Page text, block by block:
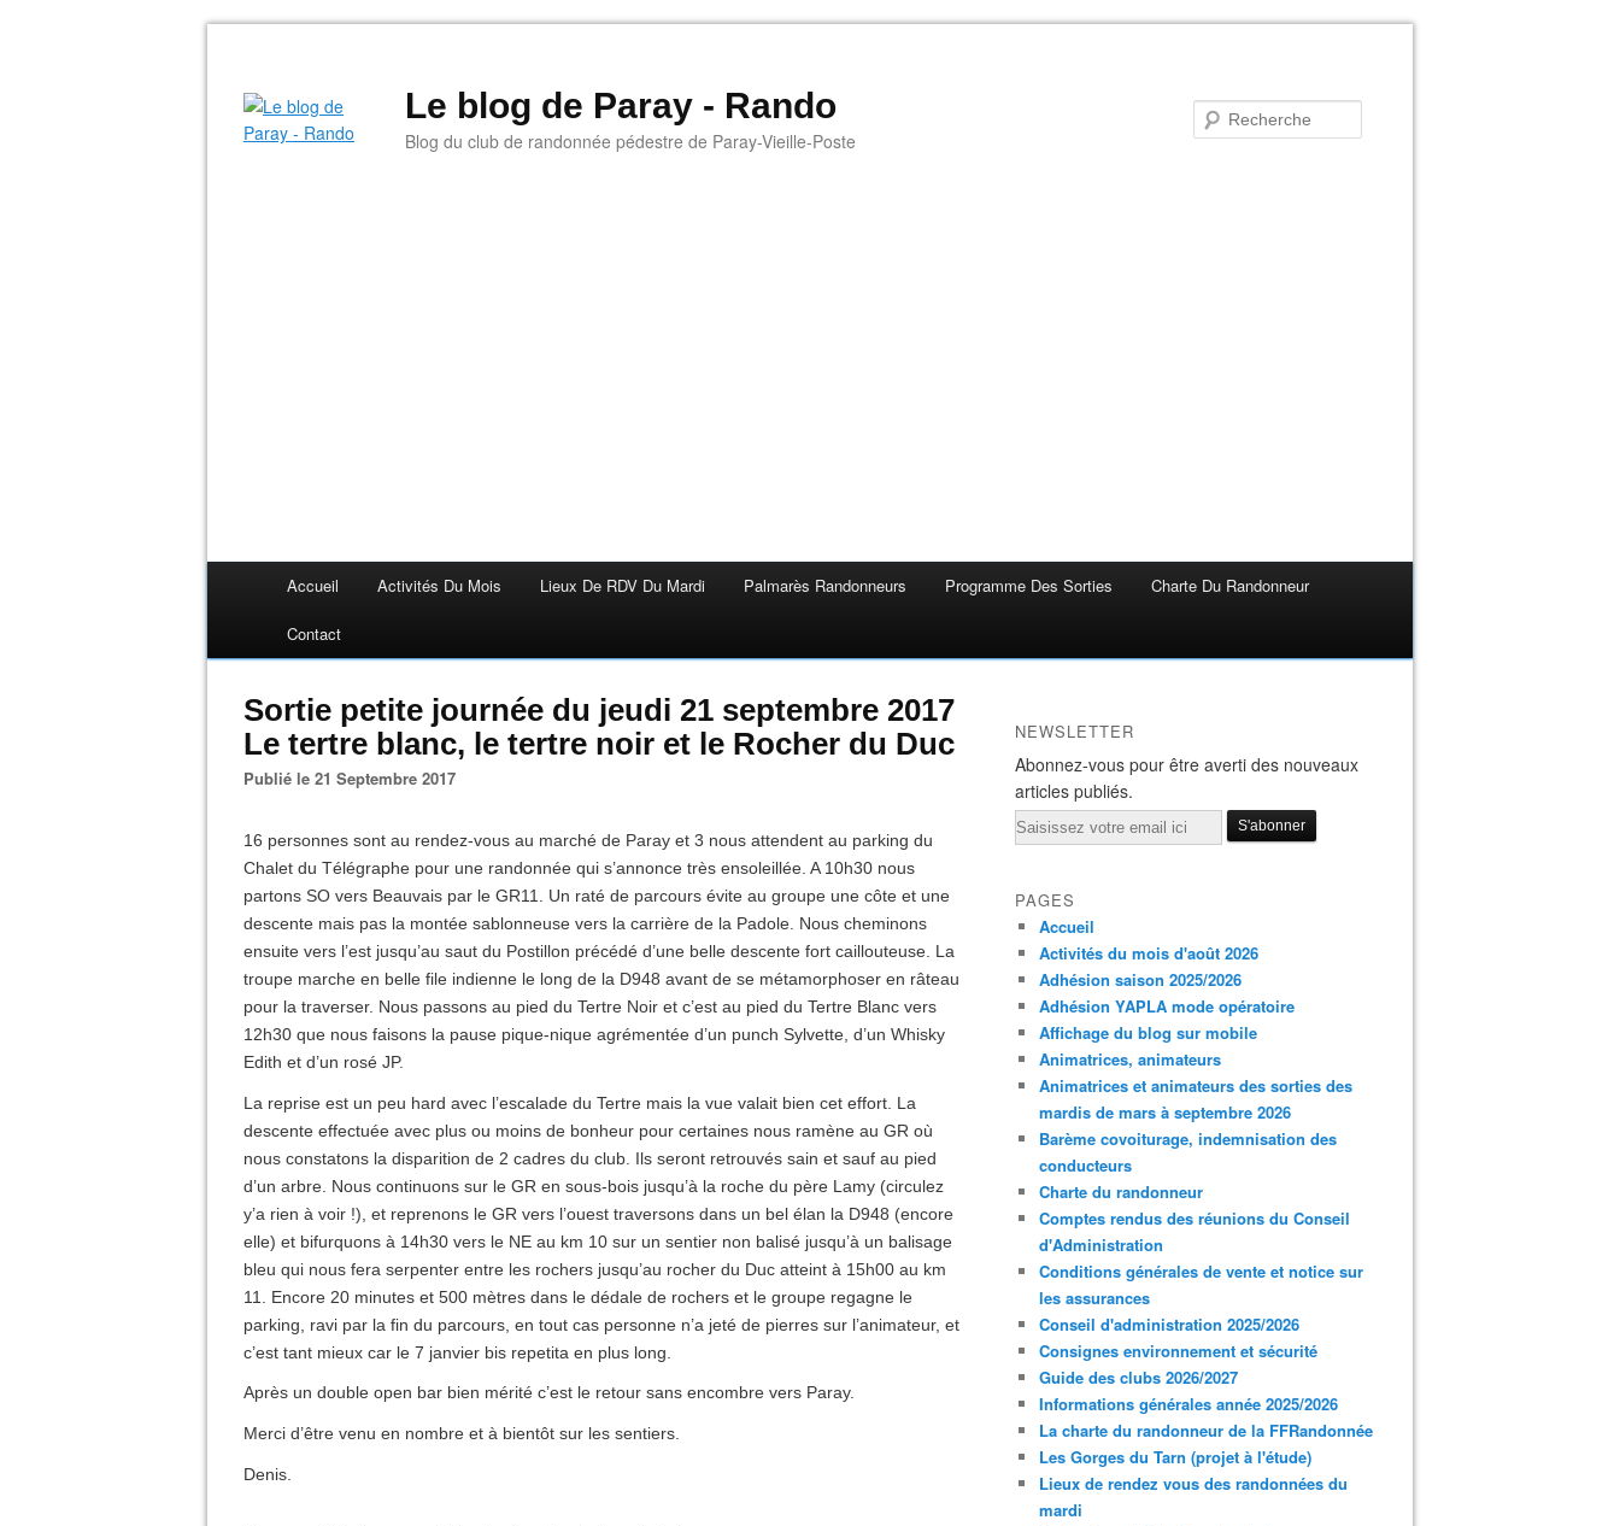
Le blog de Paray - Rando
Blog du club de randonnée pédestre de Paray-Vieille-Poste
Accueil Activités Du Mois Lieux De RDV Du Mardi Palmarès Randonneurs Programme Des Sorties Charte Du Randonneur
Contact
Sortie petite journée du jeudi 21 septembre 2017
Le tertre blanc, le tertre noir et le Rocher du Duc
Publié le 21 Septembre 2017
16 personnes sont au rendez-vous au marché de Paray et 3 nous attendent au parking du
Chalet du Télégraphe pour une randonnée qui s’annonce très ensoleillée. A 10h30 nous
partons SO vers Beauvais par le GR11. Un raté de parcours évite au groupe une côte et une
descente mais pas la montée sablonneuse vers la carrière de la Padole. Nous cheminons
ensuite vers l’est jusqu’au saut du Postillon précédé d’une belle descente fort caillouteuse. La
troupe marche en belle file indienne le long de la D948 avant de se métamorphoser en râteau
pour la traverser. Nous passons au pied du Tertre Noir et c’est au pied du Tertre Blanc vers
12h30 que nous faisons la pause pique-nique agrémentée d’un punch Sylvette, d’un Whisky
Edith et d’un rosé JP.
La reprise est un peu hard avec l’escalade du Tertre mais la vue valait bien cet effort. La
descente effectuée avec plus ou moins de bonheur pour certaines nous ramène au GR où
nous constatons la disparition de 2 cadres du club. Ils seront retrouvés sain et sauf au pied
d’un arbre. Nous continuons sur le GR en sous-bois jusqu’à la roche du père Lamy (circulez
y’a rien à voir !), et reprenons le GR vers l’ouest traversons dans un bel élan la D948 (encore
elle) et bifurquons à 14h30 vers le NE au km 10 sur un sentier non balisé jusqu’à un balisage
bleu qui nous fera serpenter entre les rochers jusqu’au rocher du Duc atteint à 15h00 au km
11. Encore 20 minutes et 500 mètres dans le dédale de rochers et le groupe regagne le
parking, ravi par la fin du parcours, en tout cas personne n’a jeté de pierres sur l’animateur, et
c’est tant mieux car le 7 janvier bis repetita en plus long.
Après un double open bar bien mérité c’est le retour sans encombre vers Paray.
Merci d’être venu en nombre et à bientôt sur les sentiers.
Denis.
NEWSLETTER
Abonnez-vous pour être averti des nouveaux
articles publiés.
Email
PAGES
Accueil
Activités du mois d'août 2026
Adhésion saison 2025/2026
Adhésion YAPLA mode opératoire
Affichage du blog sur mobile
Animatrices, animateurs
Animatrices et animateurs des sorties des
mardis de mars à septembre 2026
Barème covoiturage, indemnisation des
conducteurs
Charte du randonneur
Comptes rendus des réunions du Conseil
d'Administration
Conditions générales de vente et notice sur
les assurances
Conseil d'administration 2025/2026
Consignes environnement et sécurité
Guide des clubs 2026/2027
Informations générales année 2025/2026
La charte du randonneur de la FFRandonnée
Les Gorges du Tarn (projet à l'étude)
Lieux de rendez vous des randonnées du
mardi